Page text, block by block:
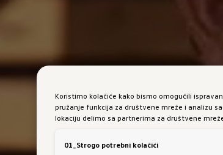
Koristimo kolačiće kako bismo omogućili
pružanje funkcija za društvene mreže i analizu
lokaciju delimo sa partnerima za društvene
01_Strogo potrebni kolačići